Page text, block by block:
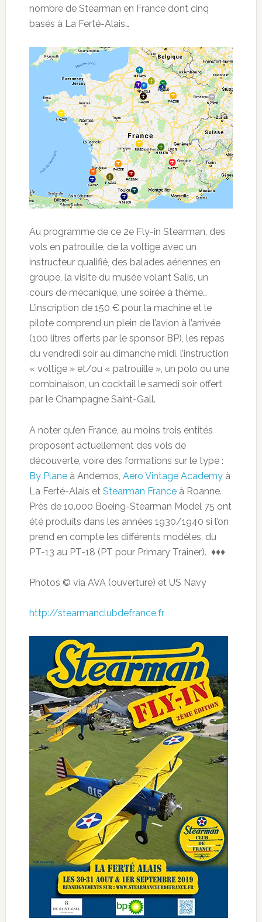
nombre de Stearman en France dont cinq
basés à La Ferté-Alais…
Au programme de ce 2e Fly-in Stearman, des
vols en patrouille, de la voltige avec un
instructeur qualifié, des balades aériennes en
groupe, la visite du musée volant Salis, un
cours de mécanique, une soirée à thème…
L’inscription de 150 € pour la machine et le
pilote comprend un plein de l’avion à l’arrivée
(100 litres offerts par le sponsor BP), les repas
du vendredi soir au dimanche midi, l’instruction
« voltige » et/ou « patrouille », un polo ou une
combinaison, un cocktail le samedi soir offert
par le Champagne Saint-Gall.
A noter qu’en France, au moins trois entités
proposent actuellement des vols de
découverte, voire des formations sur le type :
By Planeà Andernos, Aero Vintage Academyà
La Ferté-Alais et Stearman Franceà Roanne.
Près de 10.000 Boeing-Stearman Model 75 ont
été produits dans les années 1930/1940 si l’on
prend en compte les différents modèles, du
PT-13 au PT-18 (PT pour Primary Trainer). ♦♦♦
Photos © via AVA (ouverture) et US Navy
http://stearmanclubdefrance.fr